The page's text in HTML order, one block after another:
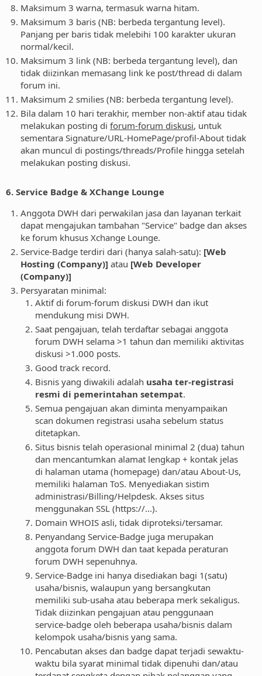
Maksimum 3 warna, termasuk warna hitam.
Maksimum 3 baris (NB: berbeda tergantung level).
Panjang per baris tidak melebihi 100 karakter ukuran
normal/kecil.
Maksimum 3 link (NB: berbeda tergantung level), dan
tidak diizinkan memasang link ke post/thread di dalam
forum ini.
Maksimum 2 smilies (NB: berbeda tergantung level).
Bila dalam 10 hari terakhir, member non-aktif atau tidak
melakukan posting di forum-forum diskusi, untuk
sementara Signature/URL-HomePage/profil-About tidak
akan muncul di postings/threads/Profile hingga setelah
melakukan posting diskusi.
6. Service Badge & XChange Lounge
Anggota DWH dari perwakilan jasa dan layanan terkait
dapat mengajukan tambahan "Service" badge dan akses
ke forum khusus Xchange Lounge.
Service-Badge terdiri dari (hanya salah-satu): [Web
Hosting (Company)] atau [Web Developer
(Company)]
Persyaratan minimal:
Aktif di forum-forum diskusi DWH dan ikut
mendukung misi DWH.
Saat pengajuan, telah terdaftar sebagai anggota
forum DWH selama >1 tahun dan memiliki aktivitas
diskusi >1.000 posts.
Good track record.
Bisnis yang diwakili adalah usaha ter-registrasi
resmi di pemerintahan setempat.
Semua pengajuan akan diminta menyampaikan
scan dokumen registrasi usaha sebelum status
ditetapkan.
Situs bisnis telah operasional minimal 2 (dua) tahun
dan mencantumkan alamat lengkap + kontak jelas
di halaman utama (homepage) dan/atau About-Us,
memiliki halaman ToS. Menyediakan sistim
administrasi/Billing/Helpdesk. Akses situs
menggunakan SSL (https://...).
Domain WHOIS asli, tidak diproteksi/tersamar.
Penyandang Service-Badge juga merupakan
anggota forum DWH dan taat kepada peraturan
forum DWH sepenuhnya.
Service-Badge ini hanya disediakan bagi 1(satu)
usaha/bisnis, walaupun yang bersangkutan
memiliki sub-usaha atau beberapa merk sekaligus.
Tidak diizinkan pengajuan atau penggunaan
service-badge oleh beberapa usaha/bisnis dalam
kelompok usaha/bisnis yang sama.
Pencabutan akses dan badge dapat terjadi sewaktu-
waktu bila syarat minimal tidak dipenuhi dan/atau